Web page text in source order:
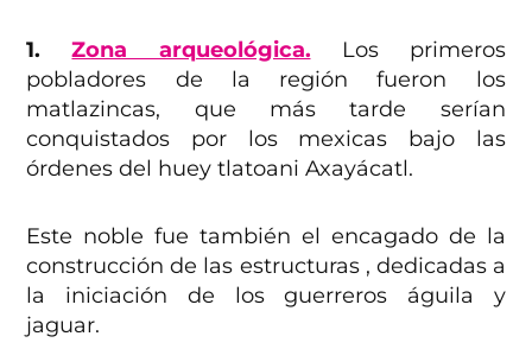
1.Zona arqueológica.
Los primeros
pobladores de la región fueron los
matlazincas, que más tarde serían
conquistados por los mexicas bajo las
órdenes del huey tlatoani Axayácatl.
Este noble fue también el encagado de la
construcción de las estructuras , dedicadas a
la iniciación de los guerreros águila y
jaguar.